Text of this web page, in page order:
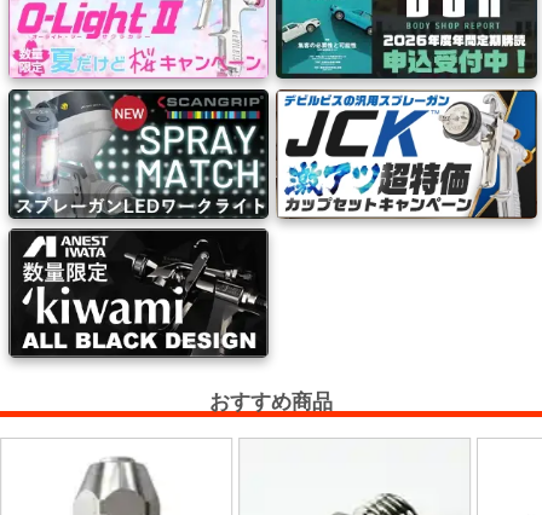
ド
ー
フ
ィ
ル
ム
工
場
資
材・
おすすめ商品